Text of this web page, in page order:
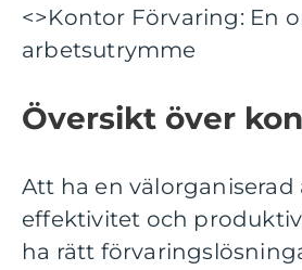
<>Kontor Förvaring: En
arbetsutrymme
Översikt över
Att ha en
effektivitet och
ha rätt